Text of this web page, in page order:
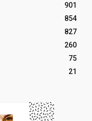
901
854
827
260
75
21